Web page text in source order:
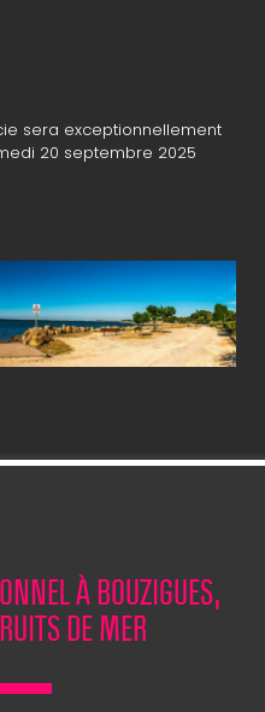
sera exceptionnellement
20 septembre 2025
À BOUZIGUES,
DE MER